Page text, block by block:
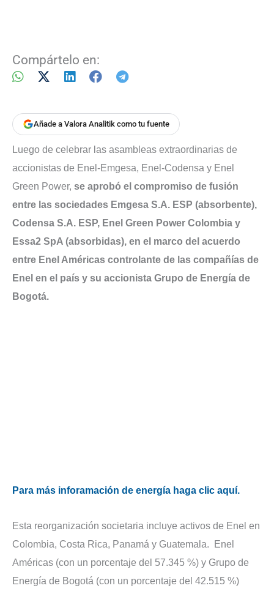
Compártelo en:
Añade a Valora Analitik como tu fuente
Luego de celebrar las asambleas extraordinarias de
accionistas de Enel-Emgesa, Enel-Codensa y Enel
Green Power, se aprobó el compromiso de fusión
entre las sociedades Emgesa S.A. ESP (absorbente),
Codensa S.A. ESP, Enel Green Power Colombia y
Essa2 SpA (absorbidas), en el marco del acuerdo
entre Enel Américas controlante de las compañías de
Enel en el país y su accionista Grupo de Energía de
Bogotá.
Para más inforamación de energía haga clic aquí.
Esta reorganización societaria incluye activos de Enel en
Colombia, Costa Rica, Panamá y Guatemala. Enel
Américas (con un porcentaje del 57.345 %) y Grupo de
Energía de Bogotá (con un porcentaje del 42.515 %)